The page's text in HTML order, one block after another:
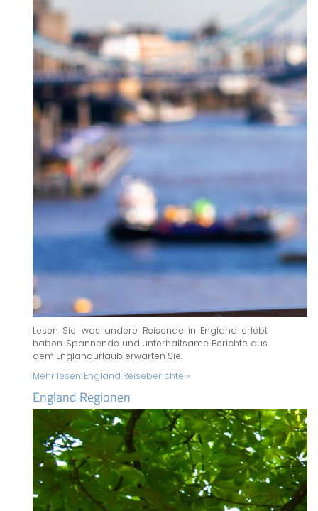
Lesen Sie, was andere Reisende in England erlebt
haben. Spannende und unterhaltsame Berichte aus
dem Englandurlaub erwarten Sie.
Mehr lesen: England Reiseberichte »
England Regionen